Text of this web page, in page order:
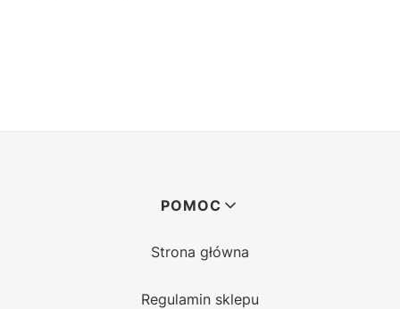
POMOC
Strona główna
Regulamin sklepu